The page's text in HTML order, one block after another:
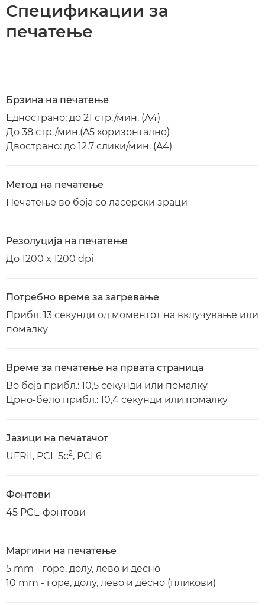
Спецификации за
печатење
Брзина на печатење
Еднострано: до 21 стр./мин. (A4)
До 38 стр./мин.(A5 хоризонтално)
Двострано: до 12,7 слики/мин. (A4)
Метод на печатење
Печатење во боја со ласерски зраци
Резолуција на печатење
До 1200 x 1200 dpi
Потребно време за загревање
Прибл. 13 секунди од моментот на вклучување или
помалку
Време за печатење на првата страница
Во боја прибл.: 10,5 секунди или помалку
Црно-бело прибл.: 10,4 секунди или помалку
Јазици на печатачот
UFRII, PCL 5c2, PCL6
Фонтови
45 PCL-фонтови
Маргини на печатење
5 mm - горе, долу, лево и десно
10 mm - горе, долу, лево и десно (пликови)